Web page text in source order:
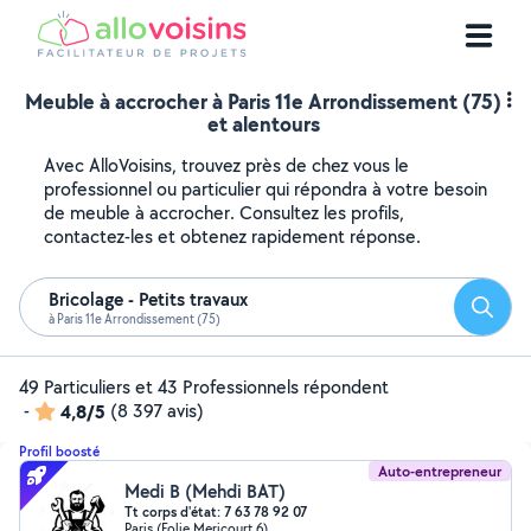
Meuble à accrocher à Paris 11e Arrondissement (75)
et alentours
Avec AlloVoisins, trouvez près de chez vous le
professionnel ou particulier qui répondra à votre besoin
de meuble à accrocher. Consultez les profils,
contactez-les et obtenez rapidement réponse.
Bricolage - Petits travaux
à Paris 11e Arrondissement (75)
49 Particuliers et 43 Professionnels répondent
-
4,8/5 (8 397 avis)
Profil boosté
Auto-entrepreneur
Medi B (Mehdi BAT)
Tt corps d'état: 7 63 78 92 07